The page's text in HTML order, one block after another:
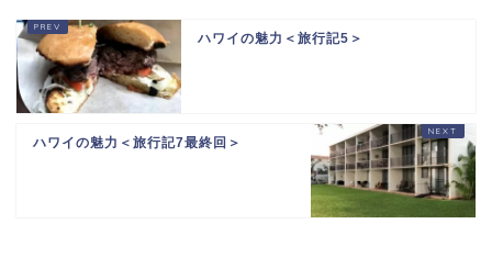
ハワイの魅力＜旅行記5＞
ハワイの魅力＜旅行記7最終回＞